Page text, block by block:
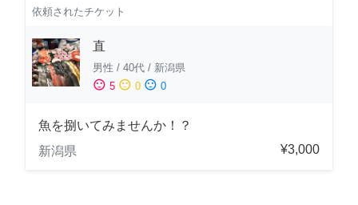
依頼されたチケット
直
男性 / 40代 / 新潟県
sentiment_satisfied 5 sentiment_neutral 0 sentiment_dissatisfied 0
魚を捌いてみませんか！？
新潟県
¥3,000